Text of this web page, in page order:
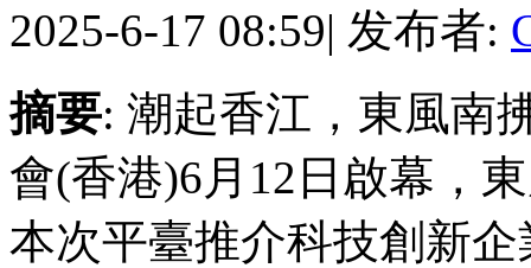
2025-6-17 08:59| 发布者:
摘要: 潮起香江，東風南
會(香港)6月12日啟幕，
本次平臺推介科技創新